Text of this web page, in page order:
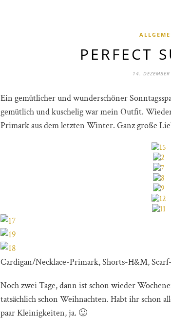
PERFECT
14.
Ein gemütlicher und wunderschöner
gemütlich und kuschelig war mein Outfit.
Primark aus dem letzten Winter. Ganz große
Cardigan/Necklace-Primark, Shorts-H&M,
Noch zwei Tage, dann ist schon wieder
tatsächlich schon Weihnachten. Habt ihr schon
paar Kleinigkeiten, ja. 🙂